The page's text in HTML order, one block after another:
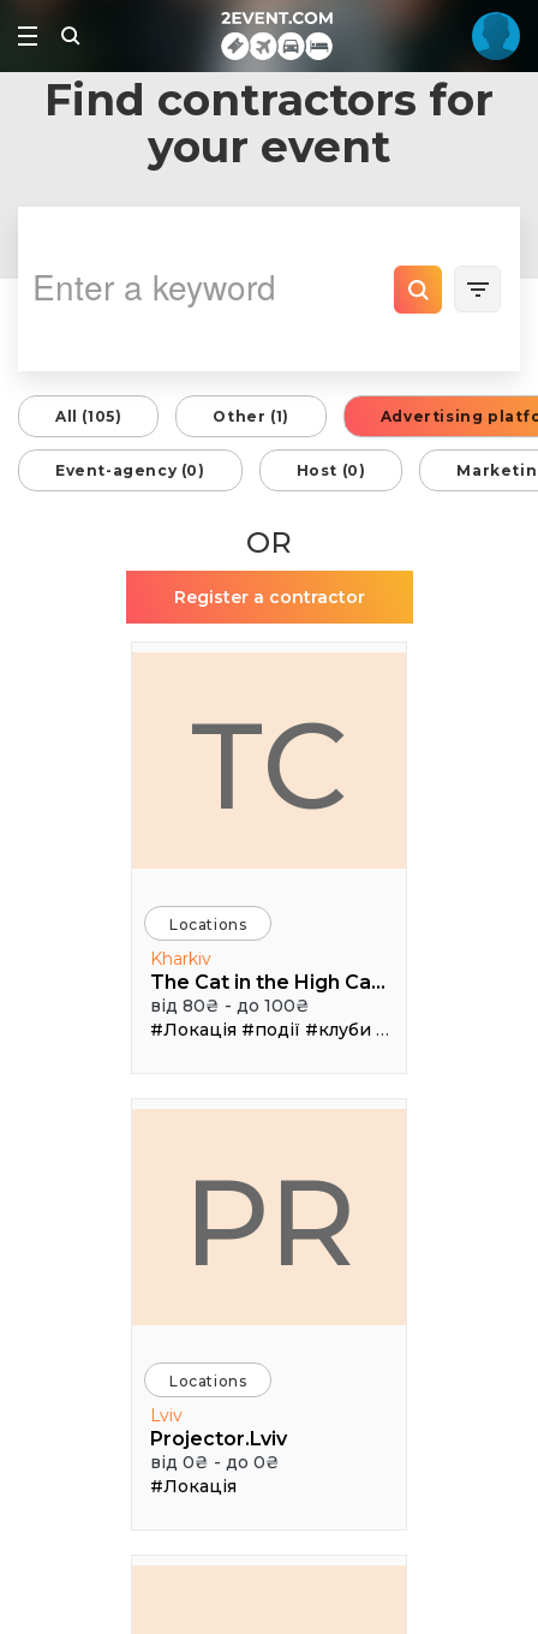
Find contractors for
your event
All (105) Other (1) Advertising
Event-agency (0) Host (0)
OR
Register a contractor
TC
Locations
Kharkiv
The Cat in the High Castle
від 80₴ - до 100₴
#Локація #події #клуби #Зал
PR
Locations
Lviv
Projector.Lviv
від 0₴ - до 0₴
#Локація